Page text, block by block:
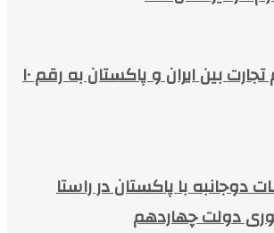
افزایش حجم تجارت بین ایران و پاکستان به رقم ۱۰
دوجانبه با پاکستان در راستا
دولت چهاردهم